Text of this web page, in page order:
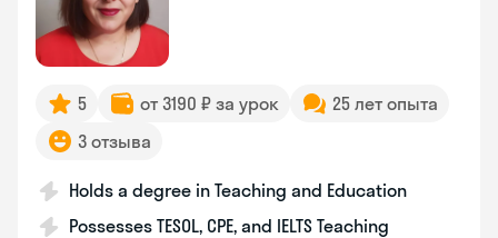
5 от 3190 ₽ за урок
25 лет опыта
3 отзыва
Holds a degree in Teaching and Education
Possesses TESOL, CPE, and IELTS Teaching